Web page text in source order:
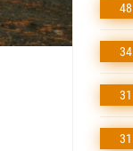
48
34
31
31